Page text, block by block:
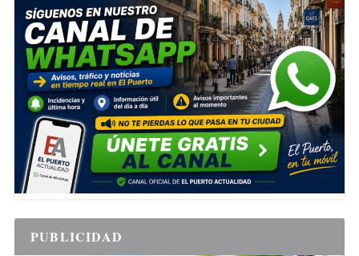
PUBLICIDAD